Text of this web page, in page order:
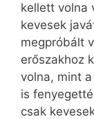
kellett volna
kevesek
megpróbált
erőszakhoz
volna, mint
is
csak